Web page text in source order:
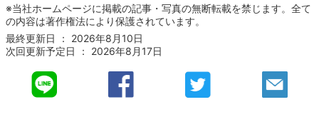
※当社ホームページに掲載の記事・写真の無断転載を禁じます。全て
の内容は著作権法により保護されています。
最終更新日 ： 2026年8月10日
次回更新予定日 ： 2026年8月17日